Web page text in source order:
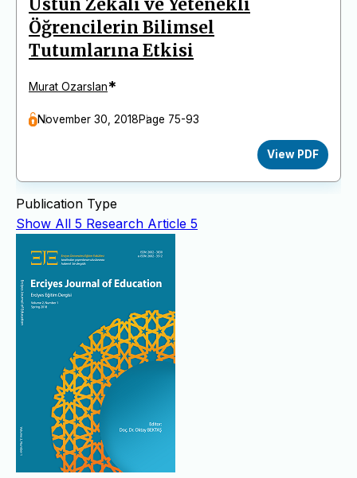
Üstün Zekâlı ve Yetenekli
Öğrencilerin Bilimsel
Tutumlarına Etkisi
Murat Ozarslan*
November 30, 2018Page 75-93
View PDF
Publication Type
Show All 5 Research Article 5